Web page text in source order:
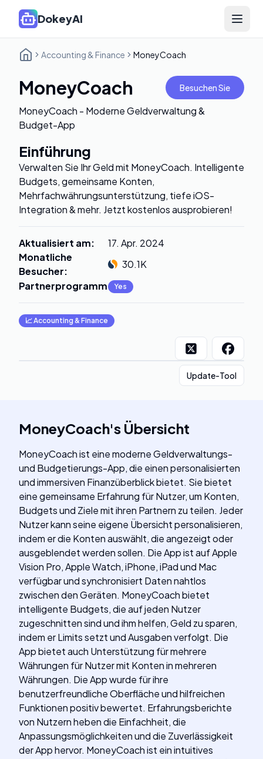
DokeyAI Open
Accounting & Finance MoneyCoach
MoneyCoach Besuchen Sie
MoneyCoach - Moderne Geldverwaltung &
Budget-App
Einführung
Verwalten Sie Ihr Geld mit MoneyCoach. Intelligente
Budgets, gemeinsame Konten,
Mehrfachwährungsunterstützung, tiefe iOS-
Integration & mehr. Jetzt kostenlos ausprobieren!
Aktualisiert am:
17. Apr. 2024
Monatliche
Besucher:
30.1K
Partnerprogramm: Yes
📈Accounting & Finance
Update-Tool
MoneyCoach's Übersicht
MoneyCoach ist eine moderne Geldverwaltungs-
und Budgetierungs-App, die einen personalisierten
und immersiven Finanzüberblick bietet. Sie bietet
eine gemeinsame Erfahrung für Nutzer, um Konten,
Budgets und Ziele mit ihren Partnern zu teilen. Jeder
Nutzer kann seine eigene Übersicht personalisieren,
indem er die Konten auswählt, die angezeigt oder
ausgeblendet werden sollen. Die App ist auf Apple
Vision Pro, Apple Watch, iPhone, iPad und Mac
verfügbar und synchronisiert Daten nahtlos
zwischen den Geräten. MoneyCoach bietet
intelligente Budgets, die auf jeden Nutzer
zugeschnitten sind und ihm helfen, Geld zu sparen,
indem er Limits setzt und Ausgaben verfolgt. Die
App bietet auch Unterstützung für mehrere
Währungen für Nutzer mit Konten in mehreren
Währungen. Die App wurde für ihre
benutzerfreundliche Oberfläche und hilfreichen
Funktionen positiv bewertet. Erfahrungsberichte
von Nutzern heben die Einfachheit, die
Anpassungsmöglichkeiten und die Zuverlässigkeit
der App hervor. MoneyCoach ist ein intuitives